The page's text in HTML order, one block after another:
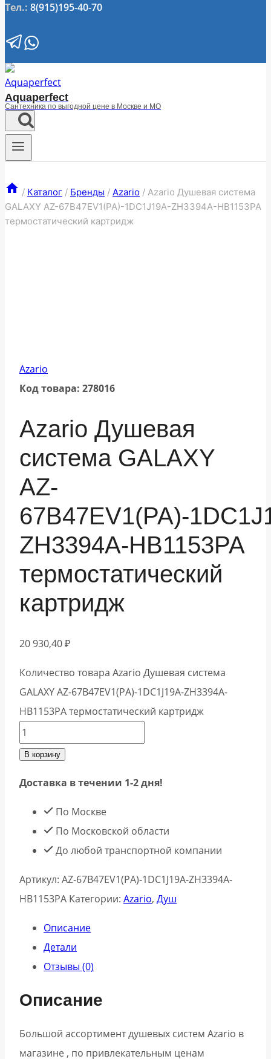
Тел.: 8(915)195-40-70
Aquaperfect
Сантехника по выгодной цене в Москве и МО
/ Каталог / Бренды / Azario / Azario Душевая система
GALAXY AZ-67B47EV1(PA)-1DC1J19A-ZH3394A-HB1153PA
термостатический картридж
Azario
Код товара: 278016
Azario Душевая
система GALAXY
AZ-
67B47EV1(PA)-
ZH3394A-HB1153PA
термостатический
картридж
20 930,40₽
Количество товара Azario Душевая система
GALAXY AZ-67B47EV1(PA)-1DC1J19A-ZH3394A-
HB1153PA термостатический картридж
В корзину
Доставка в течении 1-2 дня!
По Москве
По Московской области
До любой транспортной компании
Артикул: AZ-67B47EV1(PA)-1DC1J19A-ZH3394A-
HB1153PA Категории: Azario, Душ
Описание
Детали
Отзывы (0)
Описание
Большой ассортимент душевых систем Azario в
магазине , по привлекательным ценам